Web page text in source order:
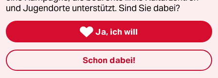
Leitlinie Informant Datenschutz Impressum AGB
Seitenwende Einwilligungen widerrufen (Ads)
und Jugendorte unterstützt. Sind Sie dabei?
 Ja, ich will
Schon dabei!